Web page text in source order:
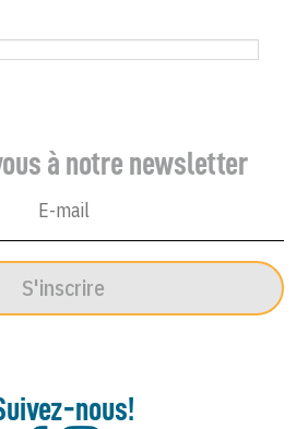
à notre newsletter
S'inscrire
nous!